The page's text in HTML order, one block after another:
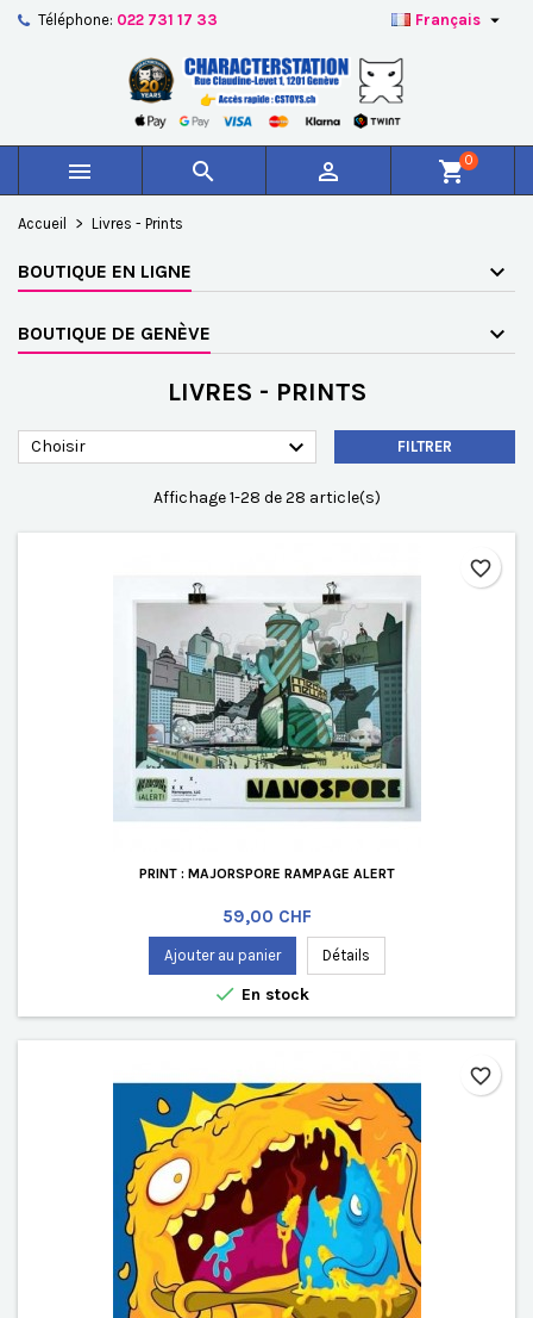
Téléphone: 022 731 17 33 Français 
   shopping_cart0
Accueil Livres - Prints
BOUTIQUE EN LIGNE
BOUTIQUE DE GENÈVE
LIVRES - PRINTS
Choisir  FILTRER
Affichage 1-28 de 28 article(s)
PRINT : MAJORSPORE RAMPAGE ALERT
Prix
59,00 CHF
Ajouter au panier Détails
 En stock
favorite_border
favorite_border
Créer une nouvelle liste
((confirmMessage))
((cancelText)) ((modalDeleteText))
Nom de la liste d'envies
Annuler
Vous devez être connecté pour ajouter des produits à
votre liste d'envies.